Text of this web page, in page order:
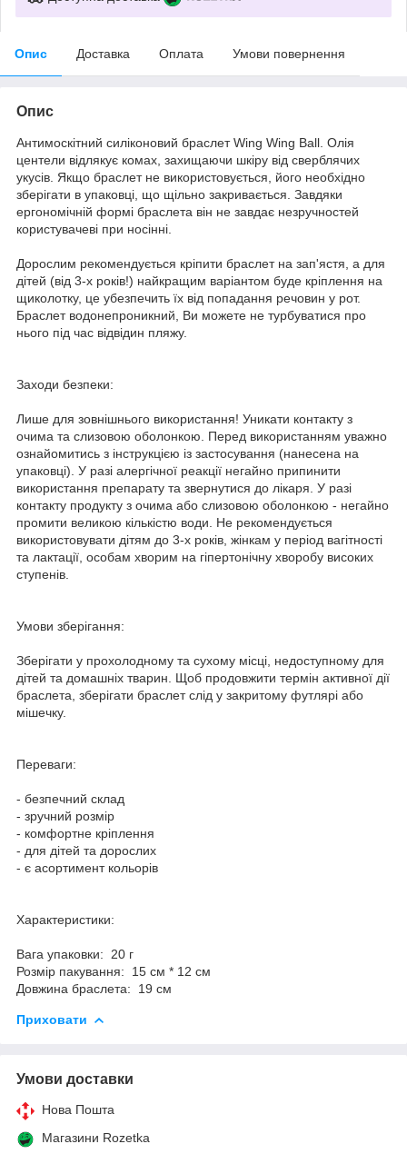
Опис Доставка Оплата Умови повернення
Опис
Антимоскітний силіконовий браслет Wing Wing Ball. Олія
центели відлякує комах, захищаючи шкіру від сверблячих
укусів. Якщо браслет не використовується, його необхідно
зберігати в упаковці, що щільно закривається. Завдяки
ергономічній формі браслета він не завдає незручностей
користувачеві при носінні.
Дорослим рекомендується кріпити браслет на зап'ястя, а для
дітей (від 3-х років!) найкращим варіантом буде кріплення на
щиколотку, це убезпечить їх від попадання речовин у рот.
Браслет водонепроникний, Ви можете не турбуватися про
нього під час відвідин пляжу.
Заходи безпеки:
Лише для зовнішнього використання! Уникати контакту з
очима та слизовою оболонкою. Перед використанням уважно
ознайомитись з інструкцією із застосування (нанесена на
упаковці). У разі алергічної реакції негайно припинити
використання препарату та звернутися до лікаря. У разі
контакту продукту з очима або слизовою оболонкою - негайно
промити великою кількістю води. Не рекомендується
використовувати дітям до 3-х років, жінкам у період вагітності
та лактації, особам хворим на гіпертонічну хворобу високих
ступенів.
Умови зберігання:
Зберігати у прохолодному та сухому місці, недоступному для
дітей та домашніх тварин. Щоб продовжити термін активної дії
браслета, зберігати браслет слід у закритому футлярі або
мішечку.
Переваги:
- безпечний склад
- зручний розмір
- комфортне кріплення
- для дітей та дорослих
- є асортимент кольорів
Характеристики:
Вага упаковки: 20 г
Розмір пакування: 15 см * 12 см
Довжина браслета: 19 см
Приховати
Умови доставки
Нова Пошта
Магазини Rozetka